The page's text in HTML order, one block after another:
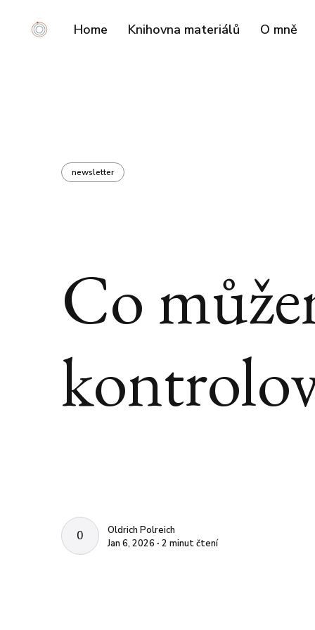
Home Knihovna materiálů O mně
newsletter
Co
OLDRICH POLREICH
Oldrich Polreich
Jan 6, 2026 ∙ 2 minut čtení